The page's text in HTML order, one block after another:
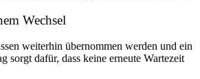
Wechsel
weiterhin übernommen werden und ein
sorgt dafür, dass keine erneute Wartezeit